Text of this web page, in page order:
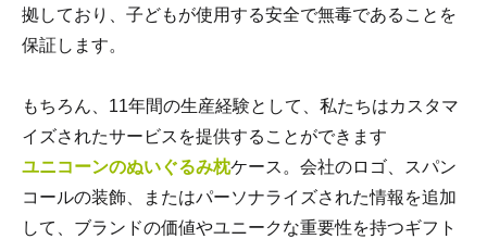
拠しており、子どもが使用する安全で無毒であることを
保証します。
もちろん、11年間の生産経験として、私たちはカスタマ
イズされたサービスを提供することができます
ユニコーンのぬいぐるみ枕ケース。会社のロゴ、スパン
コールの装飾、またはパーソナライズされた情報を追加
して、ブランドの価値やユニークな重要性を持つギフト